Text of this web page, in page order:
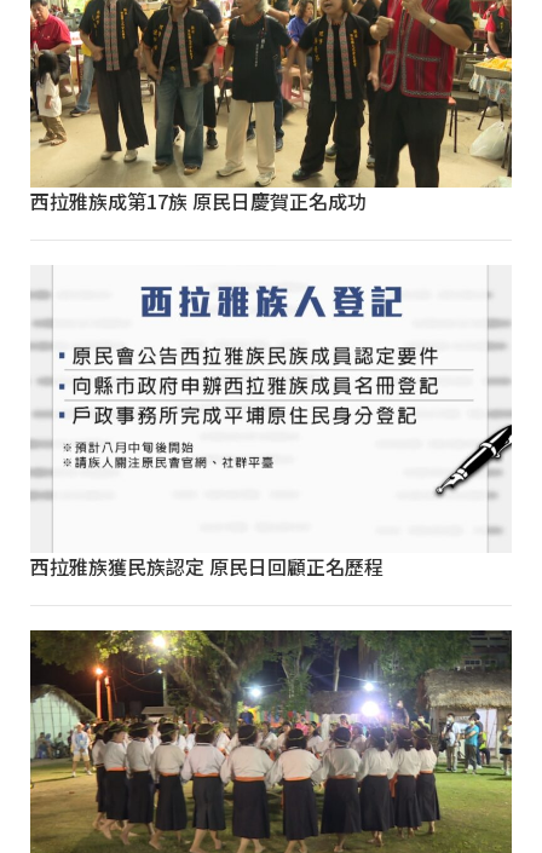
西拉雅族成第17族 原民日慶賀正名成功
西拉雅族獲民族認定 原民日回顧正名歷程